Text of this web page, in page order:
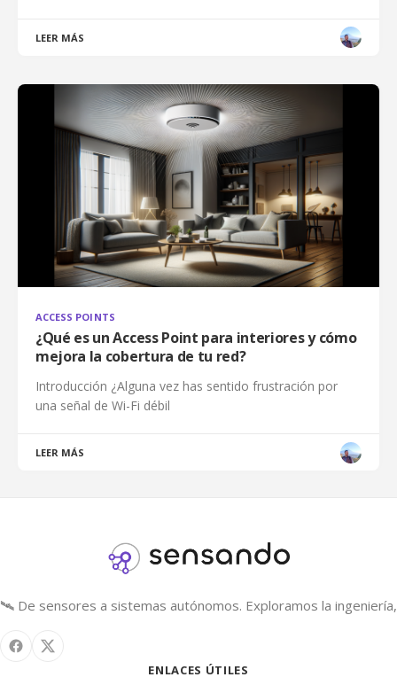
LEER MÁS
ACCESS POINTS
¿Qué es un Access Point para interiores y cómo
mejora la cobertura de tu red?
Introducción ¿Alguna vez has sentido frustración por
una señal de Wi-Fi débil
LEER MÁS
🛰️ De sensores a sistemas autónomos. Exploramos la
ENLACES ÚTILES